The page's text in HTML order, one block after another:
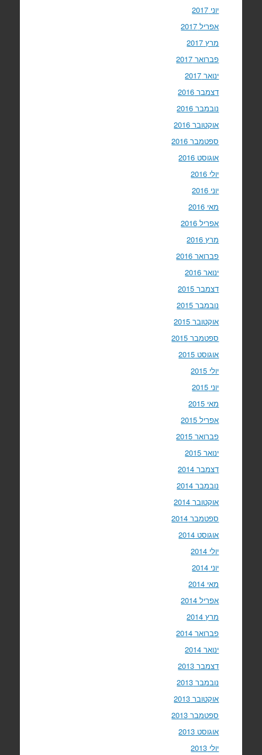
יוני 2017
אפריל 2017
מרץ 2017
פברואר 2017
ינואר 2017
דצמבר 2016
נובמבר 2016
אוקטובר 2016
ספטמבר 2016
אוגוסט 2016
יולי 2016
יוני 2016
מאי 2016
אפריל 2016
מרץ 2016
פברואר 2016
ינואר 2016
דצמבר 2015
נובמבר 2015
אוקטובר 2015
ספטמבר 2015
אוגוסט 2015
יולי 2015
יוני 2015
מאי 2015
אפריל 2015
פברואר 2015
ינואר 2015
דצמבר 2014
נובמבר 2014
אוקטובר 2014
ספטמבר 2014
אוגוסט 2014
יולי 2014
יוני 2014
מאי 2014
אפריל 2014
מרץ 2014
פברואר 2014
ינואר 2014
דצמבר 2013
נובמבר 2013
אוקטובר 2013
ספטמבר 2013
אוגוסט 2013
יולי 2013